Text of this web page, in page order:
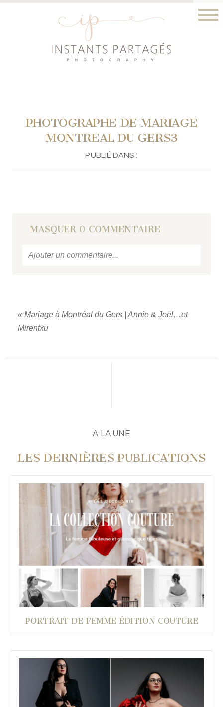
PHOTOGRAPHE DE MARIAGE
MONTREAL DU GERS3
PUBLIÉ DANS :
MASQUER 0 COMMENTAIRE
Ajouter un commentaire...
« Mariage à Montréal du Gers | Annie & Joël…et
Mirentxu
A LA UNE
LES DERNIÈRES PUBLICATIONS
PORTRAIT DE FEMME ÉDITION COUTURE